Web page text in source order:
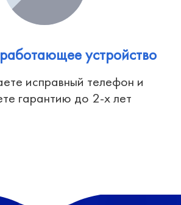
устройство
исправный телефон и
гарантию до 2-х лет